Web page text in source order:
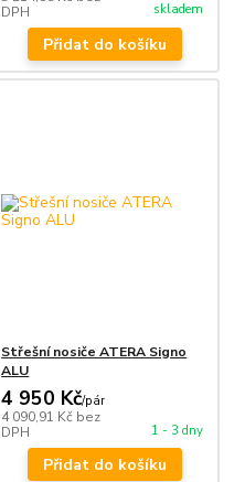
DPH
skladem
Přidat do košíku
Střešní nosiče ATERA Signo
ALU
4 950 Kč/pár
4 090,91 Kč bez
DPH
1 - 3 dny
Přidat do košíku